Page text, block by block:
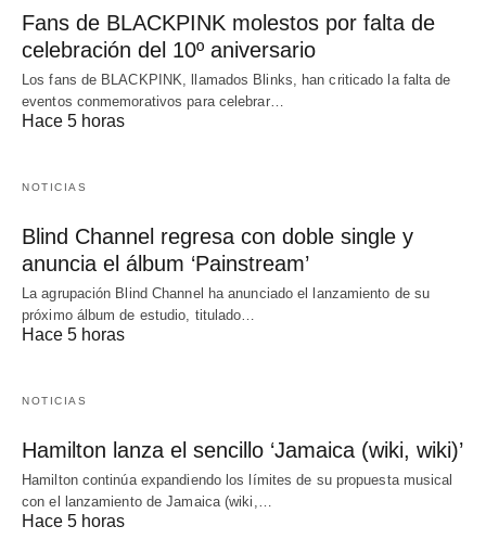
Fans de BLACKPINK molestos por falta de
celebración del 10º aniversario
Los fans de BLACKPINK, llamados Blinks, han criticado la falta de
eventos conmemorativos para celebrar…
Hace 5 horas
NOTICIAS
Blind Channel regresa con doble single y
anuncia el álbum ‘Painstream’
La agrupación Blind Channel ha anunciado el lanzamiento de su
próximo álbum de estudio, titulado…
Hace 5 horas
NOTICIAS
Hamilton lanza el sencillo ‘Jamaica (wiki, wiki)’
Hamilton continúa expandiendo los límites de su propuesta musical
con el lanzamiento de Jamaica (wiki,…
Hace 5 horas